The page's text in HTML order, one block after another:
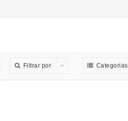
Filtrar por Categorias